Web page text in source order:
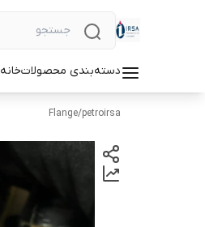
دسته‌بندی محصولاتخانه
petroirsa
/
Flange